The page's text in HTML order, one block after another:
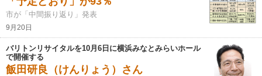
市が「中間振り返り」発表
9月20日
バリトンリサイタルを10月6日に横浜みなとみらいホール
で開催する
飯田研良（けんりょう）さん